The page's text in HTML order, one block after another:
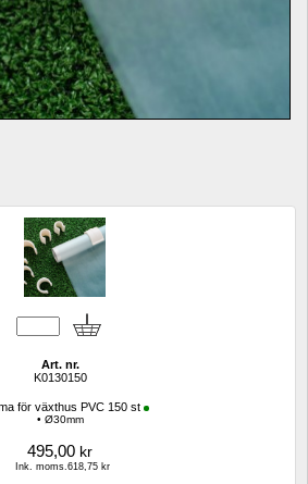
Art. nr.
K0130150
för växthus PVC 150 st
• Ø30mm
495,00 kr
Ink. moms.618,75 kr